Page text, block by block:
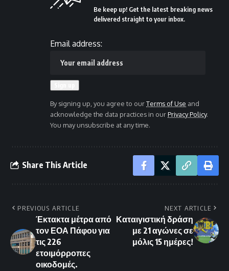
Be keep up! Get the latest breaking news
delivered straight to your inbox.
Email address:
By signing up, you agree to ourTerms of Use and
acknowledge the data practices in ourPrivacy Policy.
You may unsubscribe at any time.
Share This Article
PREVIOUS ARTICLE
Έκτακτα μέτρα από
τον ΕΟΑ Πάφου για
τις 226
ετοιμόρροπες
οικοδομές.
NEXT ARTICLE
Καταιγιστική δράση
με 21 αγώνες σε
μόλις 15 ημέρες!